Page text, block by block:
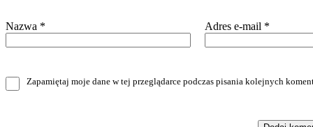
Nazwa * Adres e-mail *
Zapamiętaj moje dane w tej przeglądarce podczas pisania kolejnych